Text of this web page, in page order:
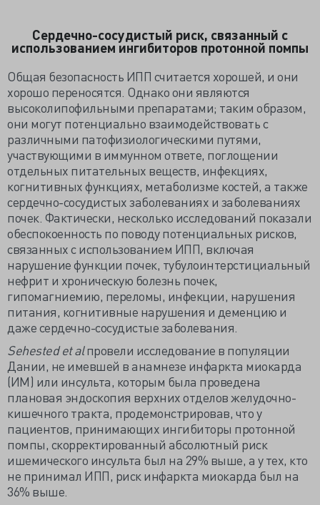
Сердечно-сосудистый риск, связанный с
использованием ингибиторов протонной помпы
Общая безопасность ИПП считается хорошей, и они
хорошо переносятся. Однако они являются
высоколипофильными препаратами; таким образом,
они могут потенциально взаимодействовать с
различными патофизиологическими путями,
участвующими в иммунном ответе, поглощении
отдельных питательных веществ, инфекциях,
когнитивных функциях, метаболизме костей, а также
сердечно-сосудистых заболеваниях и заболеваниях
почек. Фактически, несколько исследований показали
обеспокоенность по поводу потенциальных рисков,
связанных с использованием ИПП, включая
нарушение функции почек, тубулоинтерстициальный
нефрит и хроническую болезнь почек,
гипомагниемию, переломы, инфекции, нарушения
питания, когнитивные нарушения и деменцию и
даже сердечно-сосудистые заболевания.
Sehested et alпровели исследование в популяции
Дании, не имевшей в анамнезе инфаркта миокарда
(ИМ) или инсульта, которым была проведена
плановая эндоскопия верхних отделов желудочно-
кишечного тракта, продемонстрировав, что у
пациентов, принимающих ингибиторы протонной
помпы, скорректированный абсолютный риск
ишемического инсульта был на 29% выше, а у тех, кто
не принимал ИПП, риск инфаркта миокарда был на
36% выше.